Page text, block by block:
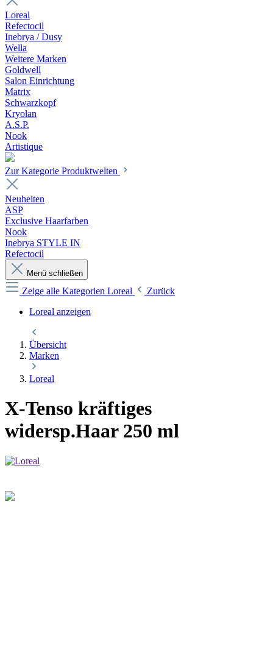
Loreal
Refectocil
Inebrya / Dusy
Wella
Weitere Marken
Goldwell
Salon Einrichtung
Matrix
Schwarzkopf
Kryolan
A.S.P.
Nook
Artistique
Zur Kategorie Produktwelten
Neuheiten
ASP
Exclusive Haarfarben
Nook
Inebrya STYLE IN
Refectocil
Menü schließen
Zeige alle Kategorien Loreal
Zurück
Loreal anzeigen
Übersicht
Marken
Loreal
X-Tenso kräftiges
widersp.Haar 250 ml